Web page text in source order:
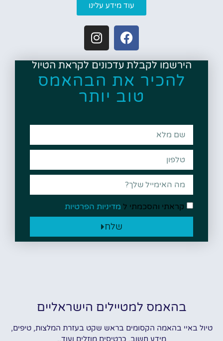
עוד מידע עלינו
הירשמו לקבלת עדכונים לקראת הטיול
להכיר את הבהאמס
טוב יותר
קראתי והסכמתי ל מדיניות הפרטיות
שלח
בהאמס למטיילים הישראליים
טיול באיי בהאמה הקסומים בראש שקט בעזרת המלצות, טיפים,
מידע חשוב, כרטיסים מוזלים ועוד..